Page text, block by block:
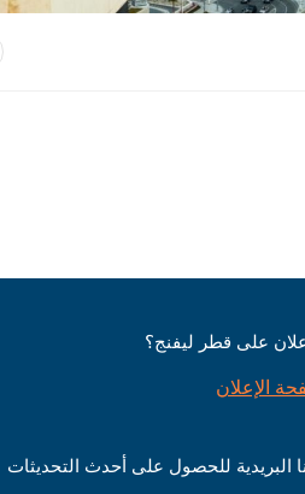
على قطر ليفنج؟
الإعلان
البريدية للحصول على أحدث التحديثات